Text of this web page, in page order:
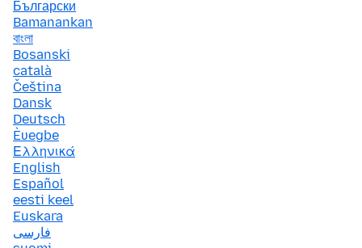
Български
Bamanankan
বাংলা
Bosanski
català
Čeština
Dansk
Deutsch
Èʋegbe
Ελληνικά
English
Español
eesti keel
Euskara
فارسی